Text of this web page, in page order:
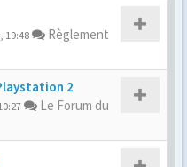
19:48
Règlement
2
Le Forum du